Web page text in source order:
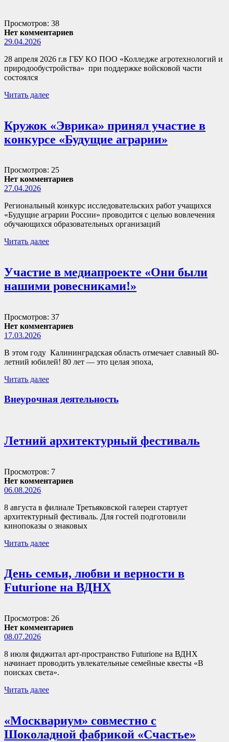
Просмотров: 38
Нет комментариев
29.04.2026
28 апреля 2026 г.в ГБУ КО ПОО «Колледже агротехнологий и
природообустройства» при поддержке войсковой части
состоялся
Читать далее
Кружок «Эврика» принял участие в
конкурсе «Будущие аграрии»
Просмотров: 25
Нет комментариев
27.04.2026
Региональный конкурс исследовательских работ учащихся
«Будущие аграрии России» проводится с целью вовлечения
обучающихся образовательных организаций
Читать далее
Участие в медиапроекте «Они были
нашими ровесниками!»
Просмотров: 37
Нет комментариев
17.03.2026
В этом году Калининградская область отмечает славный 80-
летний юбилей! 80 лет — это целая эпоха,
Читать далее
Внеурочная деятельность
Летний архитектурный фестиваль
Просмотров: 7
Нет комментариев
06.08.2026
8 августа в филиале Третьяковской галереи стартует
архитектурный фестиваль. Для гостей подготовили
кинопоказы о знаковых
Читать далее
День семьи, любви и верности в
Futurione на ВДНХ
Просмотров: 26
Нет комментариев
08.07.2026
8 июля фиджитал арт-пространство Futurione на ВДНХ
начинает проводить увлекательные семейные квесты «В
поисках света».
Читать далее
«Москвариум» совместно с
Шоколадной фабрикой «Счастье»